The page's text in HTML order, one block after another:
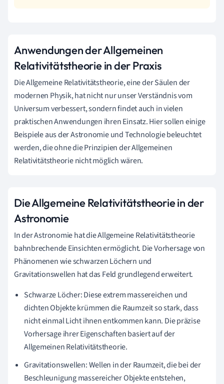
Anwendungen der Allgemeinen
Relativitätstheorie in der Praxis
Die Allgemeine Relativitätstheorie, eine der Säulen der
modernen Physik, hat nicht nur unser Verständnis vom
Universum verbessert, sondern findet auch in vielen
praktischen Anwendungen ihren Einsatz. Hier sollen einige
Beispiele aus der Astronomie und Technologie beleuchtet
werden, die ohne die Prinzipien der Allgemeinen
Relativitätstheorie nicht möglich wären.
Die Allgemeine Relativitätstheorie in der
Astronomie
In der Astronomie hat die Allgemeine Relativitätstheorie
bahnbrechende Einsichten ermöglicht. Die Vorhersage von
Phänomenen wie schwarzen Löchern und
Gravitationswellen hat das Feld grundlegend erweitert.
Schwarze Löcher: Diese extrem massereichen und
dichten Objekte krümmen die Raumzeit so stark, dass
nicht einmal Licht ihnen entkommen kann. Die präzise
Vorhersage ihrer Eigenschaften basiert auf der
Allgemeinen Relativitätstheorie.
Gravitationswellen: Wellen in der Raumzeit, die bei der
Beschleunigung massereicher Objekte entstehen,